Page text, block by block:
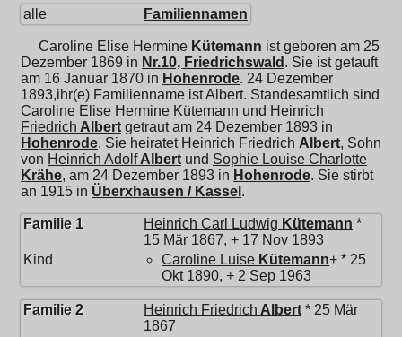
alle Familiennamen
Caroline Elise Hermine Kütemann ist geboren am 25
Dezember 1869 in Nr.10, Friedrichswald . Sie ist getauft
am 16 Januar 1870 in Hohenrode. 24 Dezember
1893,ihr(e) Familienname ist Albert. Standesamtlich sind
Caroline Elise Hermine Kütemann und Heinrich
Friedrich Albert getraut am 24 Dezember 1893 in
Hohenrode. Sie heiratet Heinrich Friedrich Albert, Sohn
von Heinrich Adolf Albert und Sophie Louise Charlotte
Krähe, am 24 Dezember 1893 in Hohenrode. Sie stirbt
an 1915 in Überxhausen / Kassel .
Familie 1 Heinrich Carl Ludwig Kütemann *
15 Mär 1867, + 17 Nov 1893
Kind
Caroline Luise Kütemann+ * 25
Okt 1890, + 2 Sep 1963
Familie 2 Heinrich Friedrich Albert * 25 Mär
1867